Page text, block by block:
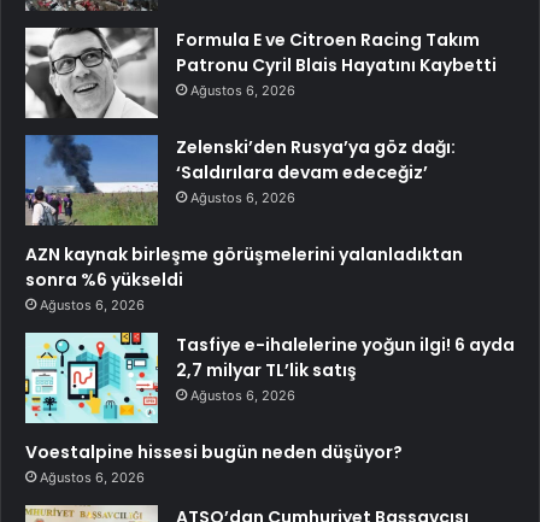
Formula E ve Citroen Racing Takım
Patronu Cyril Blais Hayatını Kaybetti
Ağustos 6, 2026
Zelenski’den Rusya’ya göz dağı:
‘Saldırılara devam edeceğiz’
Ağustos 6, 2026
AZN kaynak birleşme görüşmelerini yalanladıktan
sonra %6 yükseldi
Ağustos 6, 2026
Tasfiye e-ihalelerine yoğun ilgi! 6 ayda
2,7 milyar TL’lik satış
Ağustos 6, 2026
Voestalpine hissesi bugün neden düşüyor?
Ağustos 6, 2026